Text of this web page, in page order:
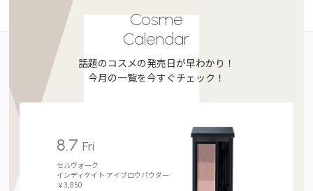
Cosme
Calendar
話題のコスメの発売日が早わかり！
今月の一覧を今すぐチェック！
8.7 Fri
セルヴォーク
インディケイト アイブロウパウダー
￥3,850